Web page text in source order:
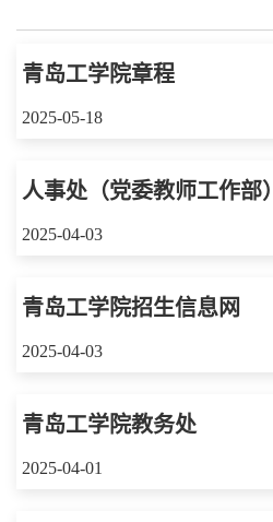
青岛工学院章程
2025-05-18
人事处（党委教师工作部）
2025-04-03
青岛工学院招生信息网
2025-04-03
青岛工学院教务处
2025-04-01